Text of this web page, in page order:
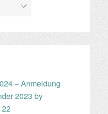
– Anmeldung
2023 by